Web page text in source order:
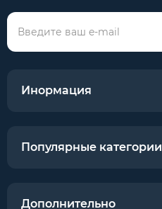
Инормация
Популярные категории
Дополнительно